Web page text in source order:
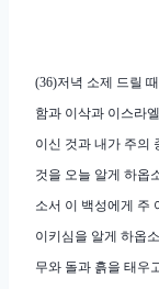
(36)저녁 소제 드릴
함과 이삭과 이스라
이신 것과 내가 주의
것을 오늘 알게 하옵
소서 이 백성에게 주
이키심을 알게 하옵
무와 돌과 흙을 태우